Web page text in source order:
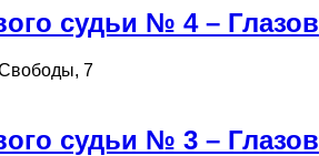
судьи № 4 – Глазов
7
судьи № 3 – Глазов